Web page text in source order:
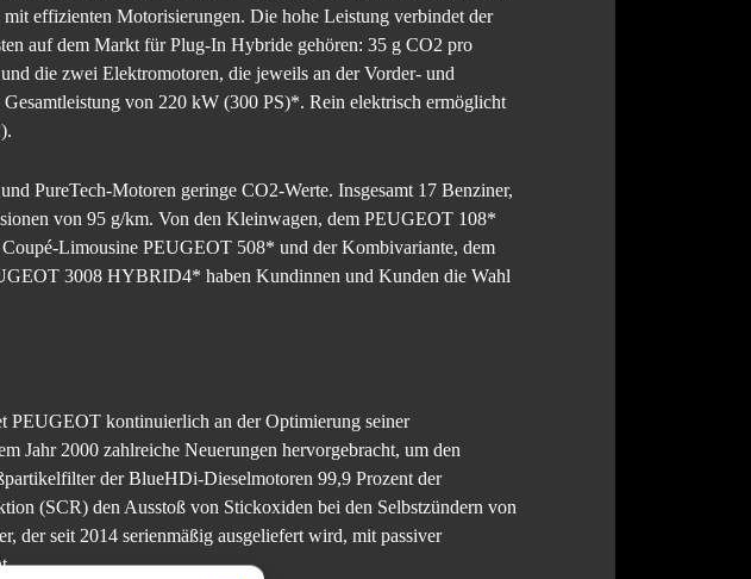
effizienten Motorisierungen. Die hohe Leistung verbindet der
auf dem Markt für Plug-In Hybride gehören: 35 g CO2 pro
die zwei Elektromotoren, die jeweils an der Vorder- und
von 220 kW (300 PS)*. Rein elektrisch ermöglicht
PureTech-Motoren geringe CO2-Werte. Insgesamt 17 Benziner,
von 95 g/km. Von den Kleinwagen, dem PEUGEOT 108*
Limousine PEUGEOT 508* und der Kombivariante, dem
3008 HYBRID4* haben Kundinnen und Kunden die Wahl
PEUGEOT kontinuierlich an der Optimierung seiner
Jahr 2000 zahlreiche Neuerungen hervorgebracht, um den
der BlueHDi-Dieselmotoren 99,9 Prozent der
(SCR) den Ausstoß von Stickoxiden bei den Selbstzündern von
der seit 2014 serienmäßig ausgeliefert wird, mit passiver